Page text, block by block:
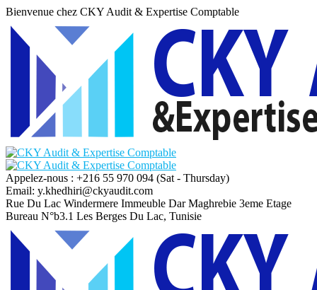
Bienvenue chez CKY Audit & Expertise Comptable
Appelez-nous : +216 55 970 094 (Sat - Thursday)
Email: y.khedhiri@ckyaudit.com
Rue Du Lac Windermere Immeuble Dar Maghrebie 3eme Etage
Bureau N°b3.1 Les Berges Du Lac, Tunisie